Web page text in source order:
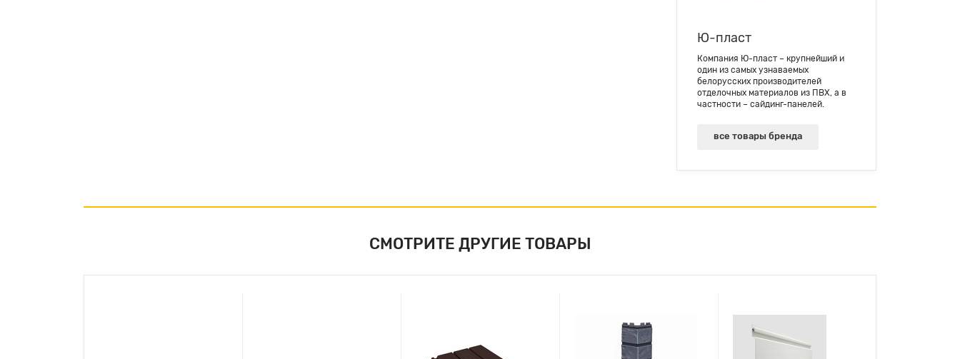
Ю-пласт
Компания Ю-пласт – крупнейший и
один из самых узнаваемых
белорусских производителей
отделочных материалов из ПВХ, а в
частности – сайдинг-панелей.
все товары бренда
СМОТРИТЕ ДРУГИЕ ТОВАРЫ